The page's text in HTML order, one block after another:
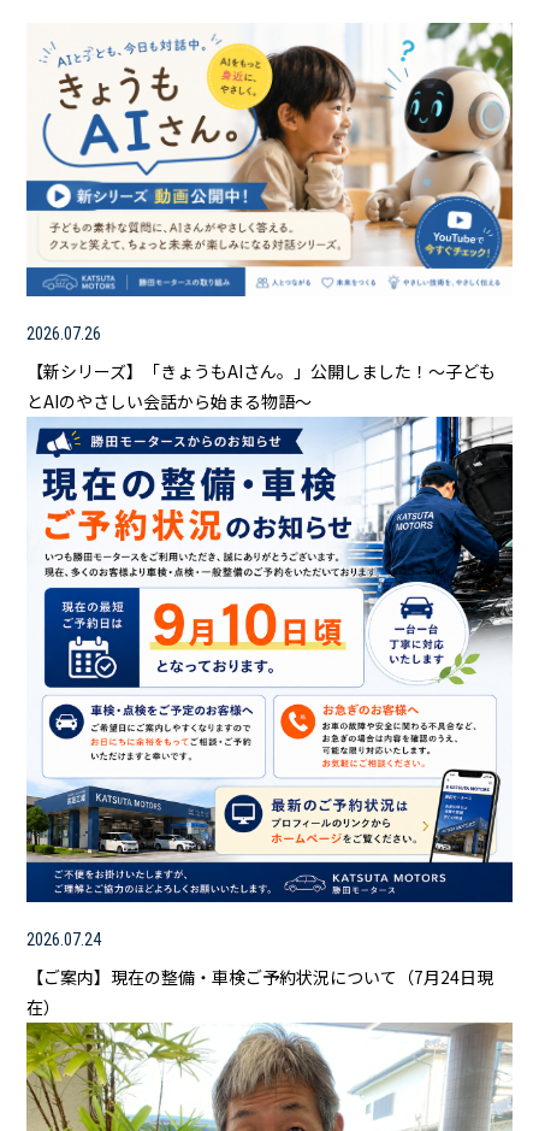
2026.07.26
【新シリーズ】「きょうもAIさん。」公開しました！～子ども
とAIのやさしい会話から始まる物語～
2026.07.24
【ご案内】現在の整備・車検ご予約状況について（7月24日現
在）